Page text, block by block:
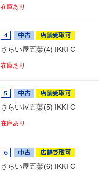
在庫あり
4 中古 店舗受取可
さらい屋五葉(4) IKKI C
在庫あり
5 中古 店舗受取可
さらい屋五葉(5) IKKI C
在庫あり
6 中古 店舗受取可
さらい屋五葉(6) IKKI C